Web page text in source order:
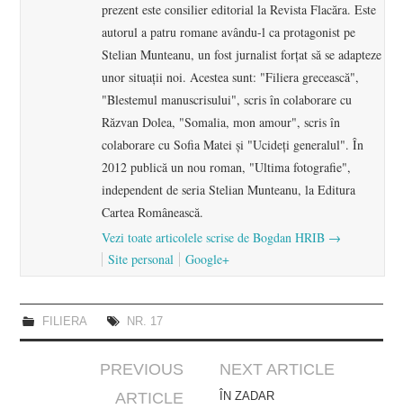
prezent este consilier editorial la Revista Flacăra. Este
autorul a patru romane avându-l ca protagonist pe
Stelian Munteanu, un fost jurnalist forţat să se adapteze
unor situaţii noi. Acestea sunt: "Filiera grecească",
"Blestemul manuscrisului", scris în colaborare cu
Răzvan Dolea, "Somalia, mon amour", scris în
colaborare cu Sofia Matei şi "Ucideţi generalul". În
2012 publică un nou roman, "Ultima fotografie",
independent de seria Stelian Munteanu, la Editura
Cartea Românească.
Vezi toate articolele scrise de Bogdan HRIB →
Site personal
Google+
FILIERA NR. 17
navigation
PREVIOUS
ARTICLE
NEXT ARTICLE
ÎN ZADAR